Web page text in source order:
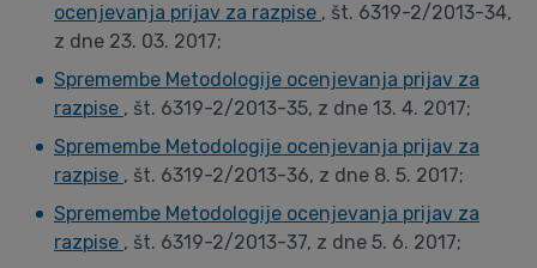
ocenjevanja prijav za razpise , št. 6319-2/2013-34,
z dne 23. 03. 2017;
Spremembe Metodologije ocenjevanja prijav za
razpise , št. 6319-2/2013-35, z dne 13. 4. 2017;
Spremembe Metodologije ocenjevanja prijav za
razpise , št. 6319-2/2013-36, z dne 8. 5. 2017;
Spremembe Metodologije ocenjevanja prijav za
razpise , št. 6319-2/2013-37, z dne 5. 6. 2017;